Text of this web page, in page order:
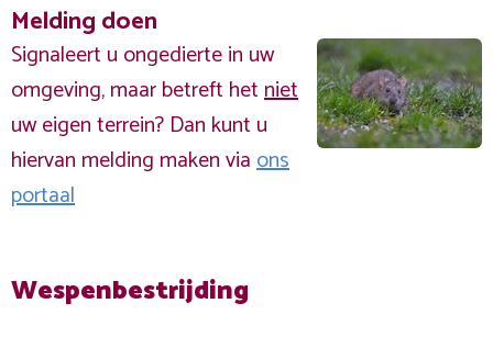
Melding doen
Signaleert u ongedierte in uw
omgeving, maar betreft hetniet
uw eigen terrein? Dan kunt u
hiervan melding maken viaons
portaal
Wespenbestrijding